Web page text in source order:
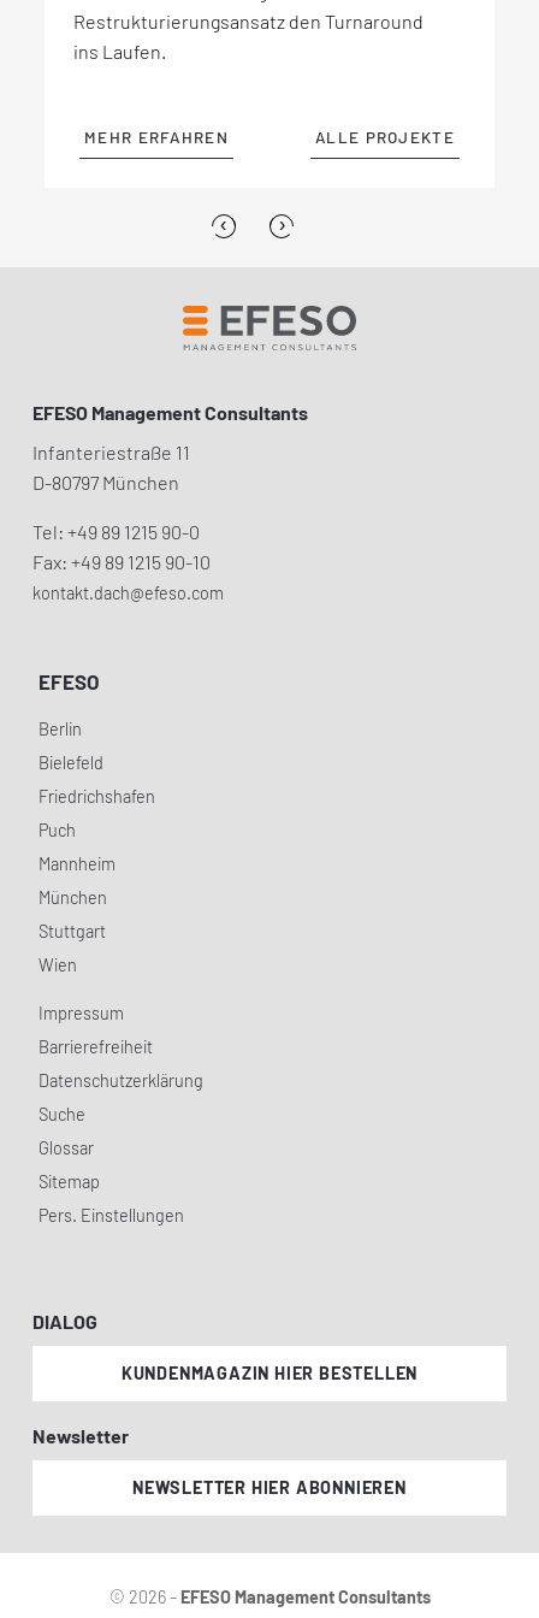
‹
Restrukturierungsansatz den Turnaround
ins Laufen.
MEHR ERFAHREN ALLE PROJEKTE
Mitarbeiter:innen an über 16 Standorten
weltweit bereits über zwei Milliarden Euro
MEHR ERFAHREN ALLE PROJEKTE
enorme Herausforderung. EFESO begleitete
das Unternehmen bei diesem
MEHR ERFAHREN ALLE PROJEKTE
eineOEEvon mehr als 85%.
MEHR ERFAHREN ALLE PROJEKTE
›
EFESO Management Consultants
Infanteriestraße 11
D-80797 München
Tel: +49 89 1215 90-0
Fax: +49 89 1215 90-10
kontakt.dach@efeso.com
EFESO
Berlin
Bielefeld
Friedrichshafen
Puch
Mannheim
München
Stuttgart
Wien
Impressum
Barrierefreiheit
Datenschutzerklärung
Suche
Glossar
Sitemap
Pers. Einstellungen
DIALOG
KUNDENMAGAZIN HIER BESTELLEN
Newsletter
NEWSLETTER HIER ABONNIEREN
© 2026 – EFESO Management Consultants